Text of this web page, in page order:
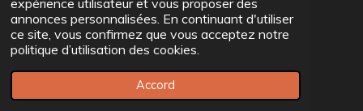
expérience utilisateur et vous proposer des
annonces personnalisées. En continuant d'utiliser
ce site, vous confirmez que vous acceptez notre
politique d’utilisation des cookies.
Accord